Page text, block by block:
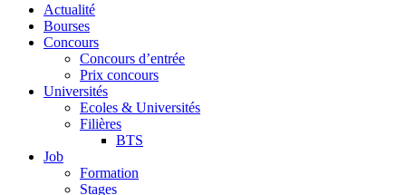
Actualité
Bourses
Concours
Concours d’entrée
Prix concours
Universités
Ecoles & Universités
Filières
BTS
Job
Formation
Stages